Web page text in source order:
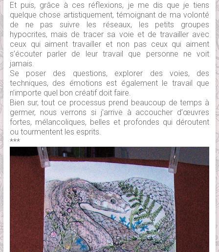
Et puis, grâce à ces réflexions, je me dis que je tiens
quelque chose artistiquement, témoignant de ma volonté
de ne pas suivre les réseaux, les petits groupes
hypocrites, mais de tracer sa voie et de travailler avec
ceux qui aiment travailler et non pas ceux qui aiment
s’écouter parler de leur travail que personne ne voit
jamais.
Se poser des questions, explorer des voies, des
techniques, des émotions est également le travail que
n’importe quel bon créatif doit faire.
Bien sur, tout ce processus prend beaucoup de temps à
germer, nous verrons si j’arrive à accoucher d’œuvres
fortes, mélancoliques, belles et profondes qui déroutent
ou tourmentent les esprits.
***